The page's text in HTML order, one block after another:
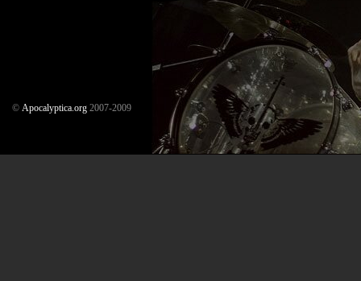
© Аpocalyptica.org 2007-2009